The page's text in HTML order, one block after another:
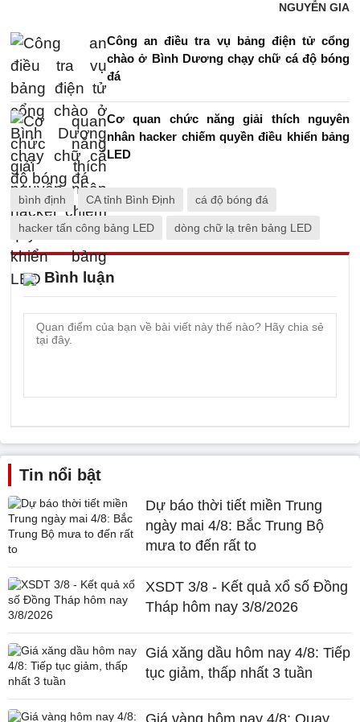
NGUYỄN GIA
Công an điều tra vụ bảng điện tử cổng
chào ở Bình Dương chạy chữ cá độ bóng
đá
Cơ quan chức năng giải thích nguyên
nhân hacker chiếm quyền điều khiển bảng
LED
bình định CA tỉnh Bình Định cá độ bóng đá
hacker tấn công bảng LED dòng chữ lạ trên bảng LED
Bình luận
Tin nổi bật
Dự báo thời tiết miền Trung
ngày mai 4/8: Bắc Trung Bộ
mưa to đến rất to
XSDT 3/8 - Kết quả xổ số Đồng
Tháp hôm nay 3/8/2026
Giá xăng dầu hôm nay 4/8: Tiếp
tục giảm, thấp nhất 3 tuần
Giá vàng hôm nay 4/8: Quay